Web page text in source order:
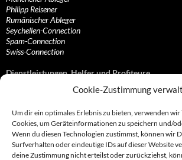
Cookie-Zustimmung
Um dir ein optimales Erlebnis zu bieten, verwenden
Cookies, um Geräteinformationen zu speichern und/
Wenn du diesen Technologien zustimmst, können wir
Surfverhalten oder eindeutige IDs auf dieser Website
deine Zustimmung nicht erteilst oder zurückziehst,
Philipp Reisener
Rumänischer Ableger
Seychellen-Connection
Spam-Connection
Swiss-Connection
Dienstleistungen, Helfer und Profiteure
Anonymisierungsdienste, VPN- und Web-Proxy…
Bezahlsysteme, Finanzdienstleister und…
Bürodienstleister, Firmengründer- und/oder…
Datenhändler, Adressbroker und zielgerichtetes…
Hosting, Routing, Provider, Domain-, Web- und…
Inkasso, Forderungsmanagement und eintreibende…